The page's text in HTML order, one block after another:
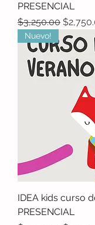
PRESENCIAL
Precio
$3,250.00 Precio
Nuevo!
IDEA kids curso
PRESENCIAL